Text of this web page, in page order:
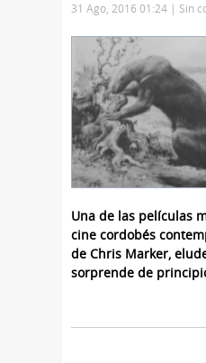
31 Ago, 2016 01:24 | Sin
Una de las películas
cine cordobés
de Chris Marker,
sorprende de